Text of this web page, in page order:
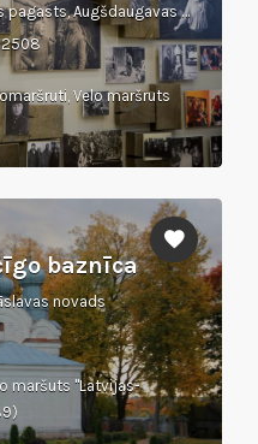
Skolas iela 1, Naujene, Naujenes pagasts, Augšdaugavas novads
Velo maršruts
baznīca
novads
maršuts "Latvijas-